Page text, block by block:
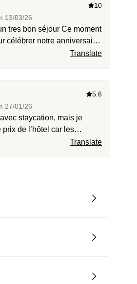
13/03/26
10
tres bon séjour Ce moment
célébrer notre anniversaire
apprécié une petite
Translate
27/01/26
5.6
staycation, mais je
prix de l’hôtel car les
dignes d’un 4 étoiles.
Translate